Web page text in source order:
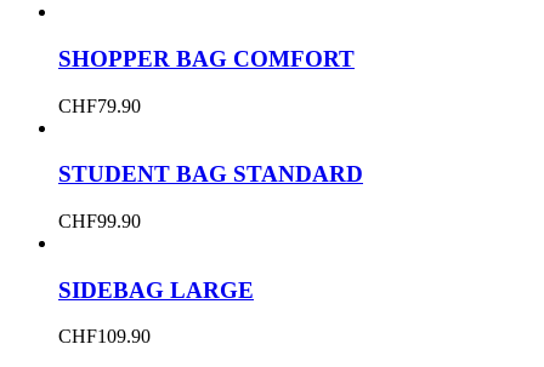
SHOPPER BAG COMFORT
CHF79.90
STUDENT BAG STANDARD
CHF99.90
SIDEBAG LARGE
CHF109.90